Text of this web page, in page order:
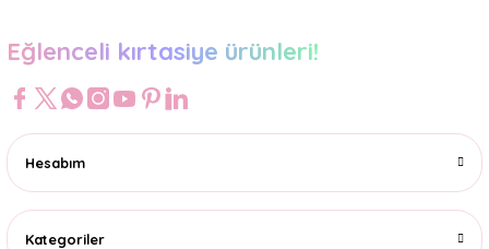
Eğlenceli kırtasiye ürünleri!
Hesabım
Kategoriler